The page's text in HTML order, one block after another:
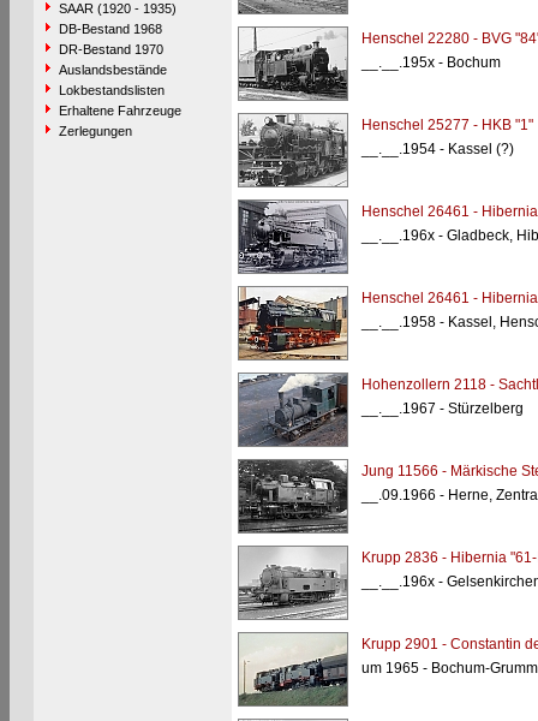
SAAR (1920 - 1935)
DB-Bestand 1968
DR-Bestand 1970
Auslandsbestände
Lokbestandslisten
Erhaltene Fahrzeuge
Zerlegungen
Henschel 22280 - BVG
__.__.195x - Bochum
Henschel 25277 - HKB "1"
__.__.1954 - Kassel (?)
Henschel 26461 -
__.__.196x - Gladbeck,
Henschel 26461 -
__.__.1958 - Kassel,
Hohenzollern 2118 -
__.__.1967 - Stürzelberg
Jung 11566 - Märkische
__.09.1966 - Herne,
Krupp 2836 - Hibernia
__.__.196x -
Krupp 2901 - Constantin
um 1965 - Bochum-